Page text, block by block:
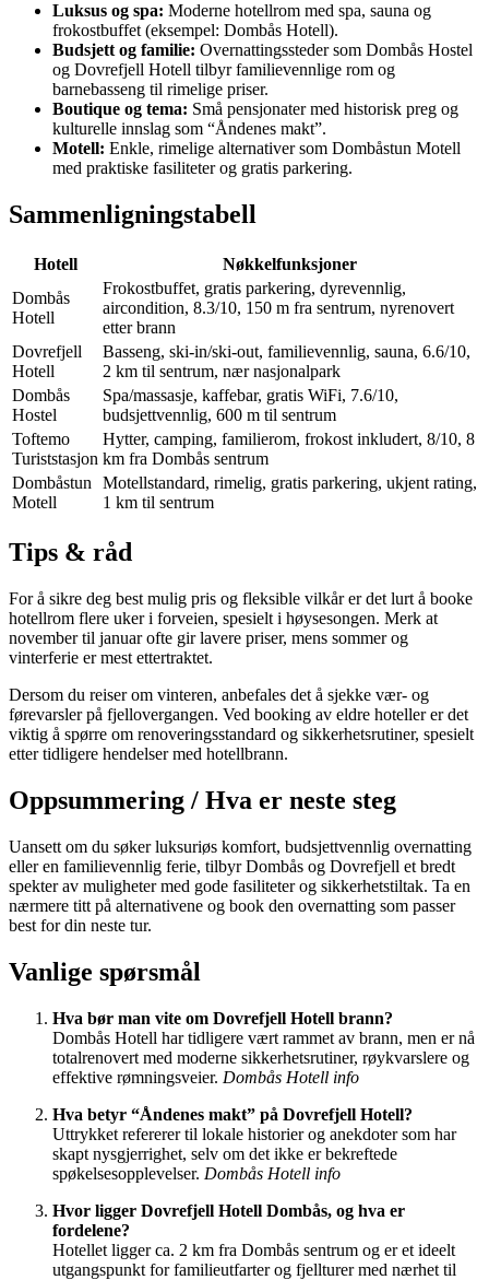
Luksus og spa: Moderne hotellrom med spa, sauna og
frokostbuffet (eksempel: Dombås Hotell).
Budsjett og familie: Overnattingssteder som Dombås Hostel
og Dovrefjell Hotell tilbyr familievennlige rom og
barnebasseng til rimelige priser.
Boutique og tema: Små pensjonater med historisk preg og
kulturelle innslag som “Åndenes makt”.
Motell: Enkle, rimelige alternativer som Dombåstun Motell
med praktiske fasiliteter og gratis parkering.
Sammenligningstabell
Hotell
Nøkkelfunksjoner
Dombås
Hotell
Frokostbuffet, gratis parkering, dyrevennlig,
aircondition, 8.3/10, 150 m fra sentrum, nyrenovert
etter brann
Dovrefjell
Hotell
Basseng, ski-in/ski-out, familievennlig, sauna, 6.6/10,
2 km til sentrum, nær nasjonalpark
Dombås
Hostel
Spa/massasje, kaffebar, gratis WiFi, 7.6/10,
budsjettvennlig, 600 m til sentrum
Toftemo
Turiststasjon
Hytter, camping, familierom, frokost inkludert, 8/10, 8
km fra Dombås sentrum
Dombåstun
Motell
Motellstandard, rimelig, gratis parkering, ukjent rating,
1 km til sentrum
Tips & råd
For å sikre deg best mulig pris og fleksible vilkår er det lurt å booke
hotellrom flere uker i forveien, spesielt i høysesongen. Merk at
november til januar ofte gir lavere priser, mens sommer og
vinterferie er mest ettertraktet.
Dersom du reiser om vinteren, anbefales det å sjekke vær- og
førevarsler på fjellovergangen. Ved booking av eldre hoteller er det
viktig å spørre om renoveringsstandard og sikkerhetsrutiner, spesielt
etter tidligere hendelser med hotellbrann.
Oppsummering / Hva er neste steg
Uansett om du søker luksuriøs komfort, budsjettvennlig overnatting
eller en familievennlig ferie, tilbyr Dombås og Dovrefjell et bredt
spekter av muligheter med gode fasiliteter og sikkerhetstiltak. Ta en
nærmere titt på alternativene og book den overnatting som passer
best for din neste tur.
Vanlige spørsmål
Hva bør man vite om Dovrefjell Hotell brann?
Dombås Hotell har tidligere vært rammet av brann, men er nå
totalrenovert med moderne sikkerhetsrutiner, røykvarslere og
effektive rømningsveier. Dombås Hotell info
Hva betyr “Åndenes makt” på Dovrefjell Hotell?
Uttrykket refererer til lokale historier og anekdoter som har
skapt nysgjerrighet, selv om det ikke er bekreftede
spøkelsesopplevelser. Dombås Hotell info
Hvor ligger Dovrefjell Hotell Dombås, og hva er
fordelene?
Hotellet ligger ca. 2 km fra Dombås sentrum og er et ideelt
utgangspunkt for familieutfarter og fjellturer med nærhet til